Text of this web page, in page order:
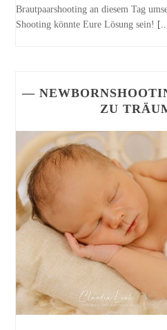
Brautpaarshooting an diesem Tag
Shooting könnte Eure Lösung sein!
—
ZU